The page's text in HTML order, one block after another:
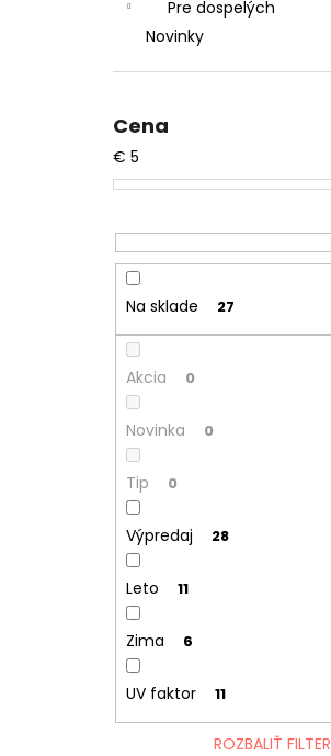
Pre dospelých
Novinky
Cena
€ 5
Na sklade 27
Akcia 0
Novinka 0
Tip 0
Výpredaj 28
Leto 11
Zima 6
UV faktor 11
ROZBALIŤ FILTER